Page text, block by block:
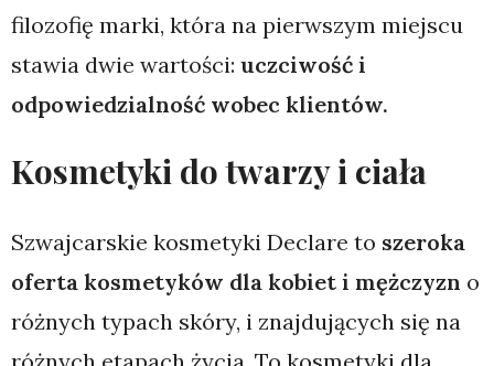
filozofię marki, która na pierwszym miejscu
stawia dwie wartości: uczciwość i
odpowiedzialność wobec klientów.
Kosmetyki do twarzy i ciała
Szwajcarskie kosmetyki Declare to szeroka
oferta kosmetyków dla kobiet i mężczyzn o
różnych typach skóry, i znajdujących się na